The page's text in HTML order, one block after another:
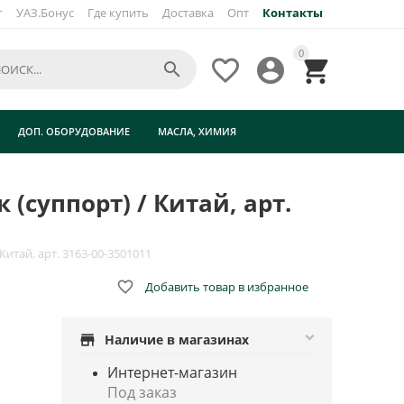
УАЗ.Бонус Где купить Доставка Опт Контакты
0




ДОП. ОБОРУДОВАНИЕ МАСЛА, ХИМИЯ
/ Китай, арт.
арт. 3163-00-3501011
 Добавить товар в избранное
store Наличие в магазинах
Интернет-магазин
Под заказ